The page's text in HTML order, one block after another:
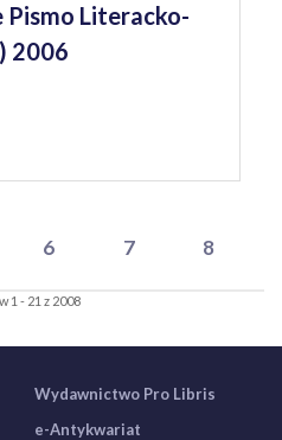
Pismo Literacko-
2006
6 7 8
1 - 21 z 2008
Wydawnictwo Pro Libris
e-Antykwariat